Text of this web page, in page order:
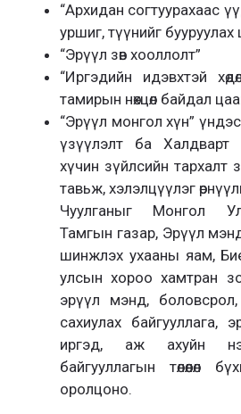
“Архидан согтуурахаас
уршиг, түүнийг
“Эрүүл зөв хооллолт”
“Иргэдийн идэвхтэй
тамирын нөхцөл байдал
“Эрүүл монгол хүн”
үзүүлэлт ба Халдварт
хүчин зүйлсийн тархалт
тавьж, хэлэлцүүлэг
Чуулганыг Монгол
Тамгын газар, Эрүүл
шинжлэх ухааны яам,
улсын хороо хамтран
эрүүл мэнд,
сахиулах байгууллага,
иргэд, аж ахуйн
байгууллагын төлөөлөл
оролцоно.